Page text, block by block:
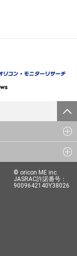
© oricon ME inc.
JASRAC許諾番号：
9009642140Y38026